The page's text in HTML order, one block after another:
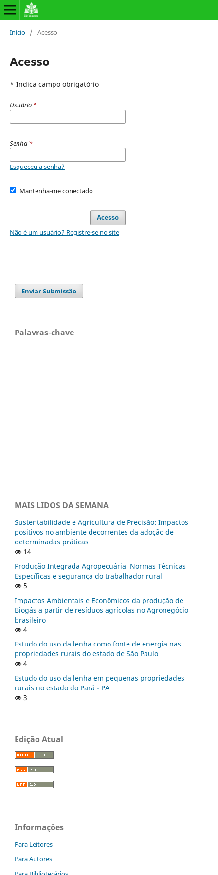
Início / Acesso
Acesso
* Indica campo obrigatório
Usuário *
Senha *
Esqueceu a senha?
Mantenha-me conectado
Acesso
Não é um usuário? Registre-se no site
Enviar Submissão
Palavras-chave
MAIS LIDOS DA SEMANA
Sustentabilidade e Agricultura de Precisão: Impactos
positivos no ambiente decorrentes da adoção de
determinadas práticas
14
Produção Integrada Agropecuária: Normas Técnicas
Específicas e segurança do trabalhador rural
5
Impactos Ambientais e Econômicos da produção de
Biogás a partir de resíduos agrícolas no Agronegócio
brasileiro
4
Estudo do uso da lenha como fonte de energia nas
propriedades rurais do estado de São Paulo
4
Estudo do uso da lenha em pequenas propriedades
rurais no estado do Pará - PA
3
Edição Atual
Informações
Para Leitores
Para Autores